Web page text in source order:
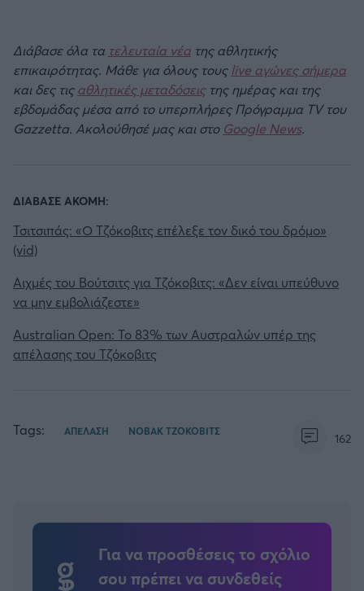
Διάβασε όλα τα τελευταία νέα της αθλητικής
επικαιρότητας. Μάθε για όλους τουςlive αγώνες σήμερα
και δες τιςαθλητικές μεταδόσειςτης ημέρας και της
εβδομάδας μέσα από το υπερπλήρες Πρόγραμμα TV του
Gazzetta. Ακολούθησέ μας και στο Google News.
ΔΙΑΒΑΣΕ ΑΚΟΜΗ:
Τσιτσιπάς: «Ο Τζόκοβιτς επέλεξε τον δικό του δρόμο»
(vid)
Αιχμές του Βούτσιτς για Τζόκοβιτς: «Δεν είναι υπεύθυνο
να μην εμβολιάζεστε»
Australian Open: Το 83% των Αυστραλών υπέρ της
απέλασης του Τζόκοβιτς
Tags: ΑΠΕΛΑΣΗ ΝΟΒΑΚ ΤΖΟΚΟΒΙΤΣ 162
Για να προσθέσεις το σχόλιο
σου πρέπει να συνδεθείς